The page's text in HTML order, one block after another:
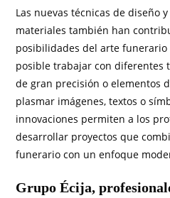
Las nuevas técnicas de diseño
materiales también han
posibilidades del arte funerario
posible trabajar con diferentes
de gran precisión o elementos
plasmar imágenes, textos o
innovaciones permiten a los
desarrollar proyectos que
funerario con un enfoque
Grupo Écija,